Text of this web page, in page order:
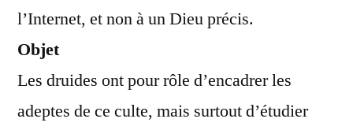
l’Internet, et non à un Dieu précis.
Objet
Les druides ont pour rôle d’encadrer les
adeptes de ce culte, mais surtout d’étudier